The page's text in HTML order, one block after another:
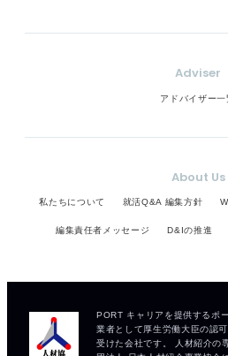
Adviser
アドバイザー一
About Us
私たちについて 就活Q&A 編集方針
編集責任者メッセージ D&Iの推進